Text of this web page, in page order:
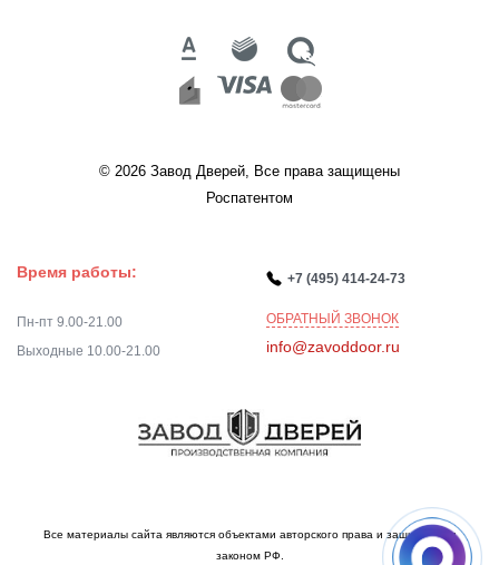
© 2026 Завод Дверей, Все права защищены
Роспатентом
Время работы:
Пн-пт 9.00-21.00
Выходные 10.00-21.00
+7 (495) 414-24-73
ОБРАТНЫЙ ЗВОНОК
info@zavoddoor.ru
Все материалы сайта являются объектами авторского права и защищаются
законом РФ.